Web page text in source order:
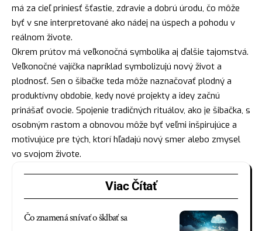
má za cieľ priniesť šťastie, zdravie a dobrú úrodu, čo môže
byť v sne interpretované ako nádej na úspech a pohodu v
reálnom živote.
Okrem prútov má veľkonočná symbolika aj ďalšie tajomstvá.
Veľkonočné vajíčka napríklad symbolizujú nový život a
plodnosť. Sen o šibačke teda môže naznačovať plodný a
produktívny obdobie, kedy nové projekty a idey začnú
prinášať ovocie. Spojenie tradičných rituálov, ako je šibačka, s
osobným rastom a obnovou môže byť veľmi inšpirujúce a
motivujúce pre tých, ktorí hľadajú nový smer alebo zmysel
vo svojom živote.
Viac Čítať
Čo znamená snívať o šklbať sa